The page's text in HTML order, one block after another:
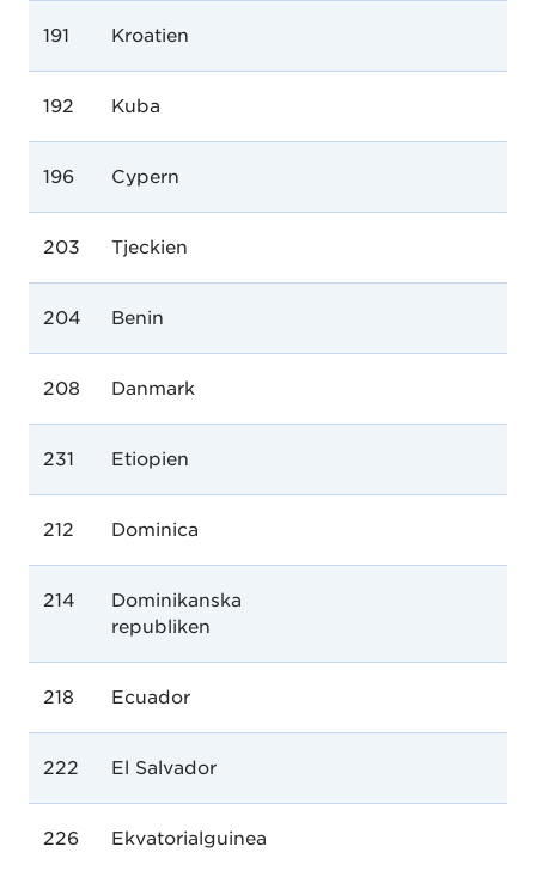
191 Kroatien
192 Kuba
196 Cypern
203 Tjeckien
204 Benin
208 Danmark
231 Etiopien
212 Dominica
214
Dominikanska
republiken
218 Ecuador
222 El Salvador
226 Ekvatorialguinea